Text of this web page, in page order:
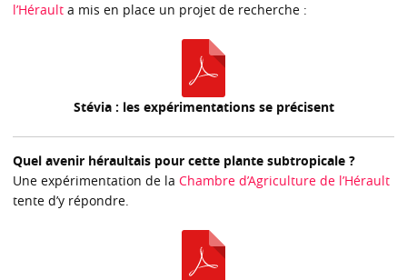
l’Hérault a mis en place un projet de recherche :
Stévia : les expérimentations se précisent
Quel avenir héraultais pour cette plante subtropicale ?
Une expérimentation de la Chambre d’Agriculture de l’Hérault
tente d’y répondre.